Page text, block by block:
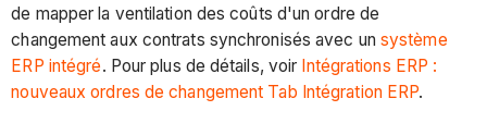
de mapper la ventilation des coûts d'un ordre de
changement aux contrats synchronisés avec un système
ERP intégré. Pour plus de détails, voir Intégrations ERP :
nouveaux ordres de changement Tab Intégration ERP.